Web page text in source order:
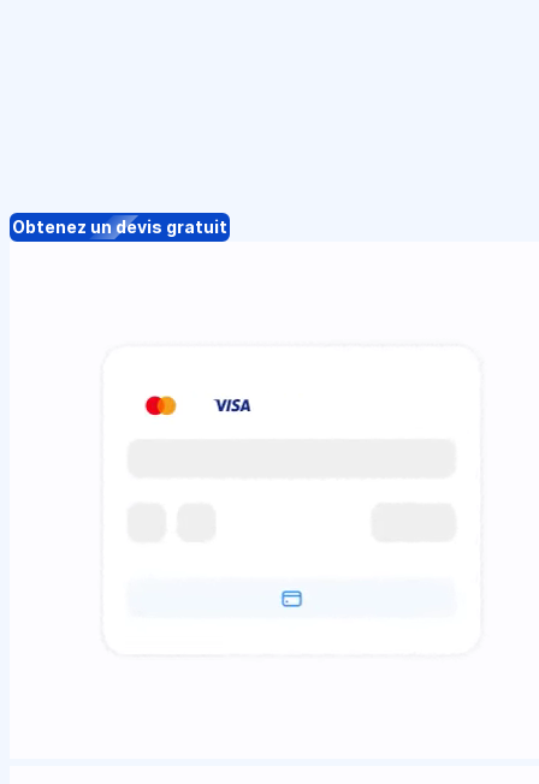
Obtenez un devis gratuit